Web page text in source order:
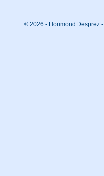
© 2026 - Florimond Desprez -